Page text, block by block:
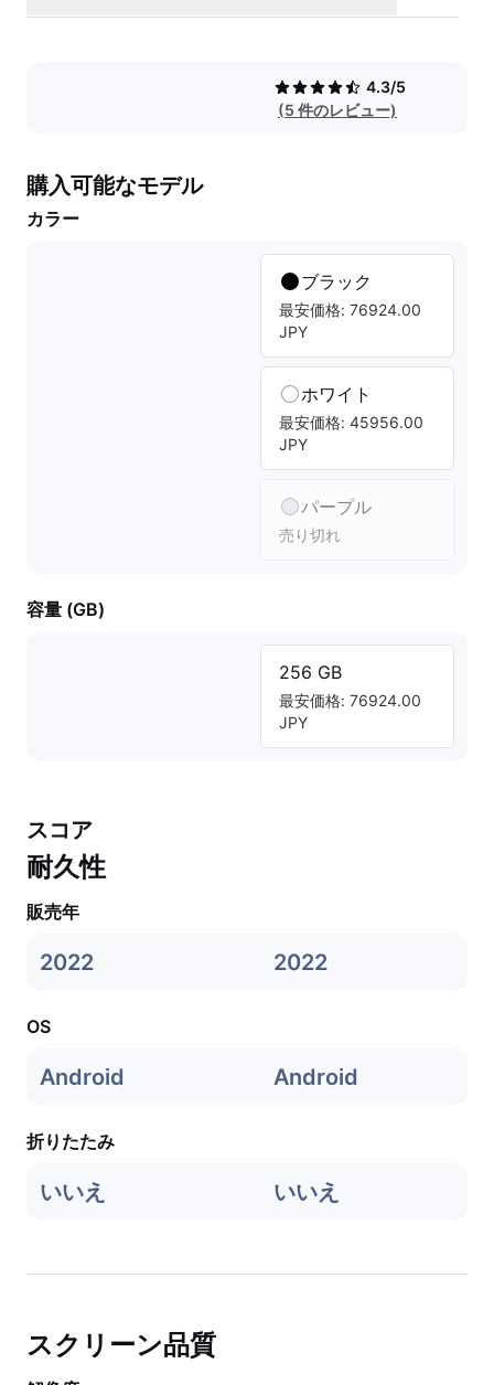
4.3/5
(5 件のレビュー)
購入可能なモデル
カラー
ブラック
最安価格: 76924.00
JPY
ホワイト
最安価格: 45956.00
JPY
パープル
売り切れ
容量 (GB)
256 GB
最安価格: 76924.00
JPY
スコア
耐久性
販売年
2022 2022
OS
Android Android
折りたたみ
いいえ いいえ
スクリーン品質